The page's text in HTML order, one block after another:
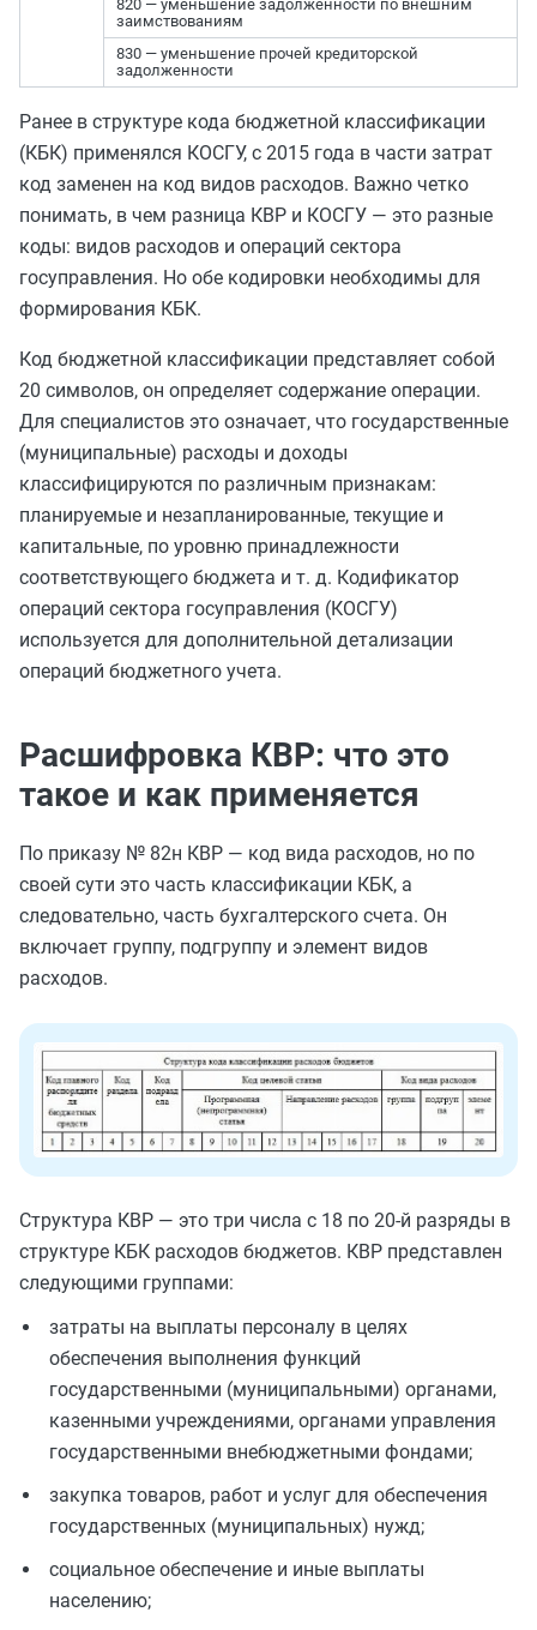
820 — уменьшение задолженности по внешним
заимствованиям
830 — уменьшение прочей кредиторской
задолженности
Ранее в структуре кода бюджетной классификации
(КБК) применялся КОСГУ, с 2015 года в части затрат
код заменен на код видов расходов. Важно четко
понимать, в чем разница КВР и КОСГУ — это разные
коды: видов расходов и операций сектора
госуправления. Но обе кодировки необходимы для
формирования КБК.
Код бюджетной классификации представляет собой
20 символов, он определяет содержание операции.
Для специалистов это означает, что государственные
(муниципальные) расходы и доходы
классифицируются по различным признакам:
планируемые и незапланированные, текущие и
капитальные, по уровню принадлежности
соответствующего бюджета и т. д. Кодификатор
операций сектора госуправления (КОСГУ)
используется для дополнительной детализации
операций бюджетного учета.
Расшифровка КВР: что это
такое и как применяется
По приказу № 82н КВР — код вида расходов, но по
своей сути это часть классификации КБК, а
следовательно, часть бухгалтерского счета. Он
включает группу, подгруппу и элемент видов
расходов.
Структура КВР — это три числа с 18 по 20-й разряды в
структуре КБК расходов бюджетов. КВР представлен
следующими группами:
затраты на выплаты персоналу в целях
обеспечения выполнения функций
государственными (муниципальными) органами,
казенными учреждениями, органами управления
государственными внебюджетными фондами;
закупка товаров, работ и услуг для обеспечения
государственных (муниципальных) нужд;
социальное обеспечение и иные выплаты
населению;